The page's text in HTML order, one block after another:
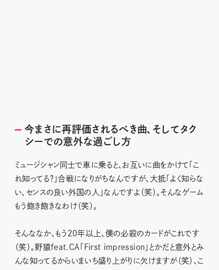
今まさに再評価されるべき曲、そしてタク
シーでの意外な過ごし方
ミュージシャン同士で車に乗ると、お互いに曲をかけて「こ
れ知ってる？」合戦になりがちなんですが、大抵「よく知らな
い、センスの良い外国の人」なんですよ（笑）。そんなゲーム
もう飽き飽きなわけ（笑）。
そんななか、もう20年以上、僕の必殺のカードがこれです
（笑）。野猿feat.CA「First impression」とかだと意外とみ
んな知ってるからいまいち盛り上がりに欠けますが（笑）、こ